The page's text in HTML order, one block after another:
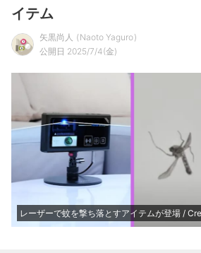
イテム
矢黒尚人
Naoto Yaguro
公開日 2025/7/4(金)
レーザーで蚊を撃ち落とすアイテムが登場 /